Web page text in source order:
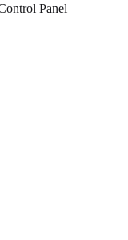
Panel